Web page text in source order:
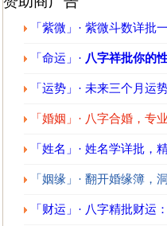
「紫微」· 紫微斗数详批
「命运」· 八字祥批你的
「运势」· 未来三个月运
「婚姻」· 八字合婚，专
「姓名」· 姓名学详批，
「姻缘」· 翻开婚缘簿，
「财运」· 八字精批财运